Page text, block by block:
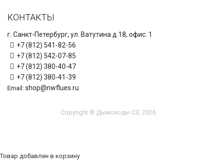
КОНТАКТЫ
г. Санкт-Петербург, ул. Ватутина д.18, офис. 1
+7 (812) 541-82-56
+7 (812) 542-07-85
+7 (812) 380-40-47
+7 (812) 380-41-39
Email: shop@nwflues.ru
Copyright © Дымоходы СЗ, 2026.
Товар добавлен в корзину